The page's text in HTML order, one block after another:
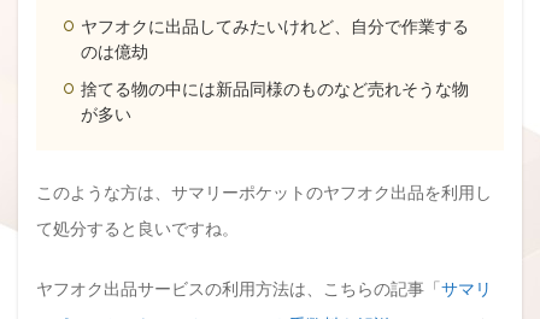
ヤフオクに出品してみたいけれど、自分で作業する
のは億劫
捨てる物の中には新品同様のものなど売れそうな物
が多い
このような方は、サマリーポケットのヤフオク出品を利用し
て処分すると良いですね。
ヤフオク出品サービスの利用方法は、こちらの記事「サマリ